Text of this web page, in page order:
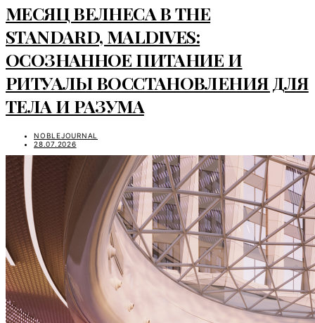
МЕСЯЦ ВЕЛНЕСА В THE
STANDARD, MALDIVES:
ОСОЗНАННОЕ ПИТАНИЕ И
РИТУАЛЫ ВОССТАНОВЛЕНИЯ ДЛЯ
ТЕЛА И РАЗУМА
NOBLEJOURNAL
28.07.2026